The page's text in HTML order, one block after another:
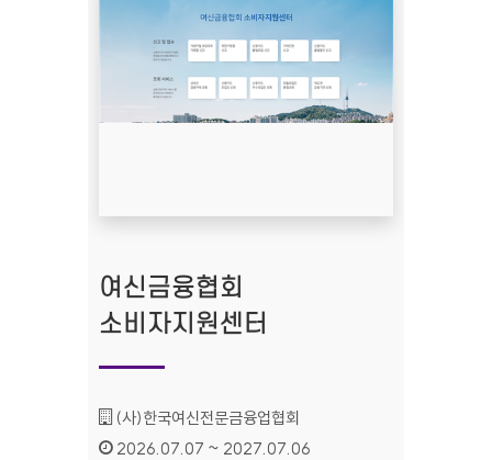
여신금융협회
소비자지원센터
기관명 :
(사)한국여신전문금융업협회
인증기간 :
2026.07.07 ~ 2027.07.06